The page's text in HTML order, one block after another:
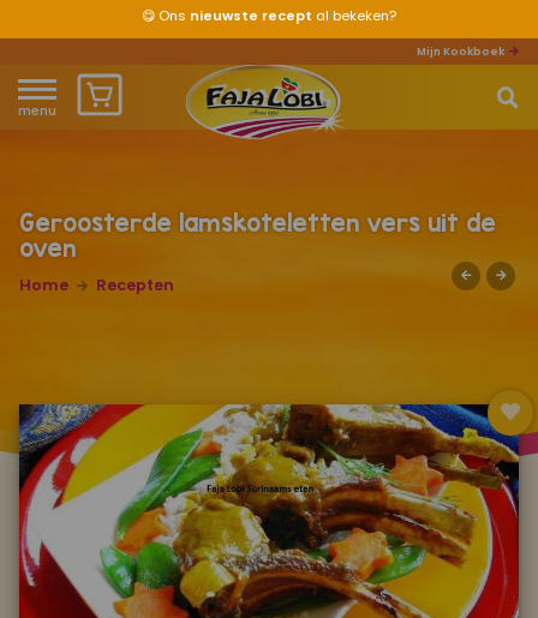
😋 Ons nieuwste recept al bekeken?
Mijn Kookboek
menu
Waar ben je naar op zoek?
Home
Over ons
Mijn kookboek
Zomervakantie 2026
Koop ons bestseller kookboek
Geroosterde lamskoteletten vers uit de
oven
Home Recepten